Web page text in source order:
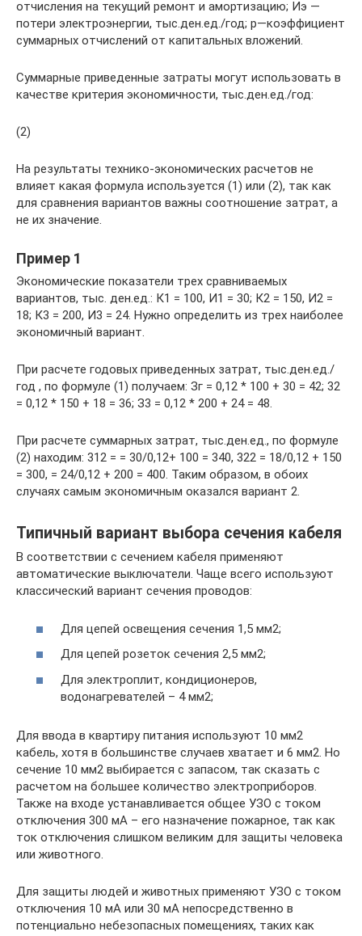
отчисления на теку­щий ремонт и амортизацию; Иэ —
потери электроэнергии, тыс.ден.ед./год; р—коэффициент
суммарных отчислений от капитальных вложений.
Суммарные приведенные затраты могут использовать в
качестве критерия экономичности, тыс.ден.ед./год:
(2)
На результаты технико-экономических расчетов не
влияет какая формула используется (1) или (2), так как
для сравнения вариантов важны соотношение затрат, а
не их значение.
Пример 1
Экономические показатели трех сравниваемых
вариантов, тыс. ден.ед.: К1 = 100, И1 = 30; К2 = 150, И2 =
18; К3 = 200, И3 = 24. Нужно оп­ределить из трех наиболее
экономичный вариант.
При расчете годовых приведенных затрат, тыс.ден.ед./
год , по формуле (1) полу­чаем: Зг = 0,12 * 100 + 30 = 42; 32
= 0,12 * 150 + 18 = 36; З3 = 0,12 * 200 + 24 = 48.
При расчете суммарных затрат, тыс.ден.ед., по формуле
(2) находим: 312 = = 30/0,12+ 100 = 340, 322 = 18/0,12 + 150
= 300, = 24/0,12 + 200 = 400. Таким образом, в обоих
случаях самым экономичным оказался вариант 2.
Типичный вариант выбора сечения кабеля
В соответствии с сечением кабеля применяют
автоматические выключатели. Чаще всего используют
классический вариант сечения проводов:
Для цепей освещения сечения 1,5 мм2;
Для цепей розеток сечения 2,5 мм2;
Для электроплит, кондиционеров,
водонагревателей – 4 мм2;
Для ввода в квартиру питания используют 10 мм2
кабель, хотя в большинстве случаев хватает и 6 мм2. Но
сечение 10 мм2 выбирается с запасом, так сказать с
расчетом на большее количество электроприборов.
Также на входе устанавливается общее УЗО с током
отключения 300 мА – его назначение пожарное, так как
ток отключения слишком великим для защиты человека
или животного.
Для защиты людей и животных применяют УЗО с током
отключения 10 мА или 30 мА непосредственно в
потенциально небезопасных помещениях, таких как